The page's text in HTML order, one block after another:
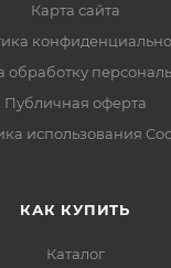
Карта сайта
обработку
Публичная оферта
использования
КАК КУПИТЬ
Каталог